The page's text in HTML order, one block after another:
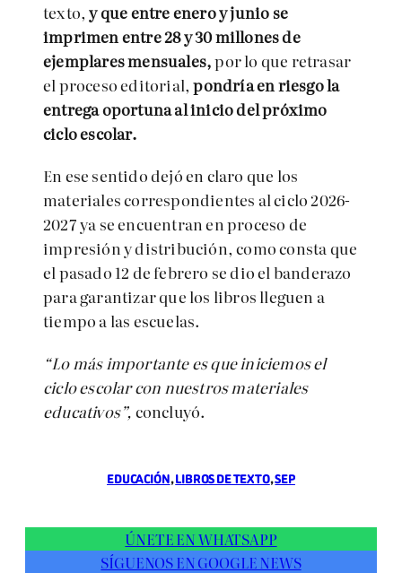
texto, y que entre enero y junio se
imprimen entre 28 y 30 millones de
ejemplares mensuales,por lo que retrasar
el proceso editorial, pondría en riesgo la
entrega oportuna al inicio del próximo
ciclo escolar.
En ese sentido dejó en claro que los
materiales correspondientes al ciclo 2026-
2027 ya se encuentran en proceso de
impresión y distribución, como consta que
el pasado 12 de febrero se dio el banderazo
para garantizar que los libros lleguen a
tiempo a las escuelas.
“Lo más importante es que iniciemos el
ciclo escolar con nuestros materiales
educativos”, concluyó.
EDUCACIÓN, LIBROS DE TEXTO, SEP
ÚNETE EN WHATSAPP
SÍGUENOS EN GOOGLE NEWS